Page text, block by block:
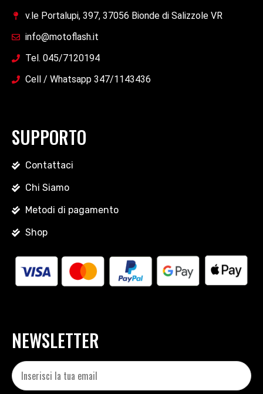
v.le Portalupi, 397, 37056 Bionde di Salizzole VR
info@motoflash.it
Tel. 045/7120194
Cell / Whatsapp 347/1143436
SUPPORTO
Contattaci
Chi Siamo
Metodi di pagamento
Shop
NEWSLETTER